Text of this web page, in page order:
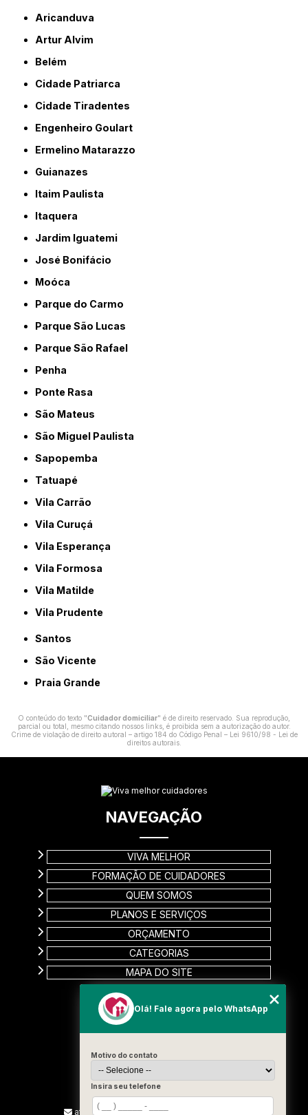
Aricanduva
Artur Alvim
Belém
Cidade Patriarca
Cidade Tiradentes
Engenheiro Goulart
Ermelino Matarazzo
Guianazes
Itaim Paulista
Itaquera
Jardim Iguatemi
José Bonifácio
Moóca
Parque do Carmo
Parque São Lucas
Parque São Rafael
Penha
Ponte Rasa
São Mateus
São Miguel Paulista
Sapopemba
Tatuapé
Vila Carrão
Vila Curuçá
Vila Esperança
Vila Formosa
Vila Matilde
Vila Prudente
Santos
São Vicente
Praia Grande
O conteúdo do texto "Cuidador domiciliar" é de direito reservado. Sua reprodução,
parcial ou total, mesmo citando nossos links, é proibida sem a autorização do autor.
Crime de violação de direito autoral – artigo 184 do Código Penal – Lei 9610/98 - Lei de
direitos autorais.
NAVEGAÇÃO
VIVA MELHOR
FORMAÇÃO DE CUIDADORES
QUEM SOMOS
PLANOS E SERVIÇOS
ORÇAMENTO
CATEGORIAS
MAPA DO SITE
CONTATO
Santo André - SP
(11) 99715-3131
(13) 9887-2187
atendimento@vivamelhorcuidadores.com
Olá! Fale agora pelo WhatsApp
Motivo do contato
Insira seu telefone